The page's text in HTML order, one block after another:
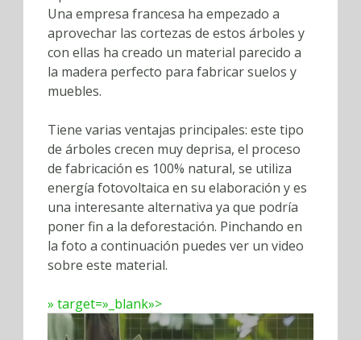
Una empresa francesa ha empezado a
aprovechar las cortezas de estos árboles y
con ellas ha creado un material parecido a
la madera perfecto para fabricar suelos y
muebles.
Tiene varias ventajas principales: este tipo
de árboles crecen muy deprisa, el proceso
de fabricación es 100% natural, se utiliza
energía fotovoltaica en su elaboración y es
una interesante alternativa ya que podría
poner fin a la deforestación. Pinchando en
la foto a continuación puedes ver un video
sobre este material.
» target=»_blank»>